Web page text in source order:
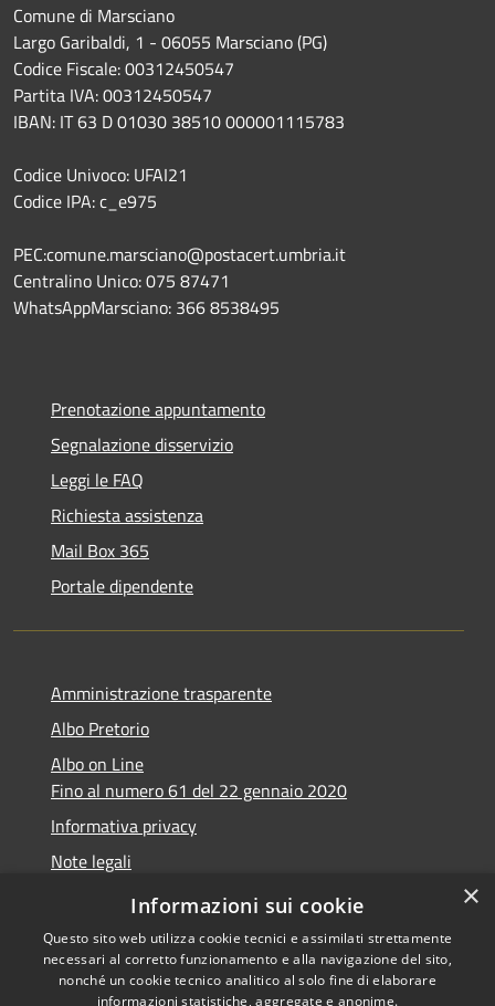
Comune di Marsciano
Largo Garibaldi, 1 - 06055 Marsciano (PG)
Codice Fiscale: 00312450547
Partita IVA: 00312450547
IBAN: IT 63 D 01030 38510 000001115783
Codice Univoco: UFAI21
Codice IPA: c_e975
PEC:comune.marsciano@postacert.umbria.it
Centralino Unico: 075 87471
WhatsAppMarsciano: 366 8538495
Prenotazione appuntamento
Segnalazione disservizio
Leggi le FAQ
Richiesta assistenza
Mail Box 365
Portale dipendente
Amministrazione trasparente
Albo Pretorio
Albo on Line
Fino al numero 61 del 22 gennaio 2020
Informativa privacy
Note legali
Dichiarazione di accessibilità
×
Informazioni sui cookie
Questo sito web utilizza cookie tecnici e assimilati strettamente
necessari al corretto funzionamento e alla navigazione del sito,
nonché un cookie tecnico analitico al solo fine di elaborare
informazioni statistiche, aggregate e anonime.